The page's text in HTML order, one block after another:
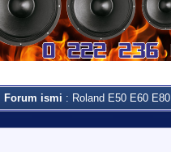
Forum ismi : Roland E50 E60 E80